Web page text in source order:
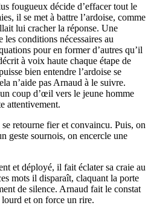
fougueux décide d’effacer tout le
il se met à battre l’ardoise, comme
lui cracher la réponse. Une
conditions nécessaires au
pour en former d’autres qu’il
à voix haute chaque étape de
bien entendre l’ardoise se
n’aide pas Arnaud à le suivre.
coup d’œil vers le jeune homme
attentivement.
retourne fier et convaincu. Puis, on
geste sournois, on encercle une
et déployé, il fait éclater sa craie au
mots il disparaît, claquant la porte
de silence. Arnaud fait le constat
et on force un rire.